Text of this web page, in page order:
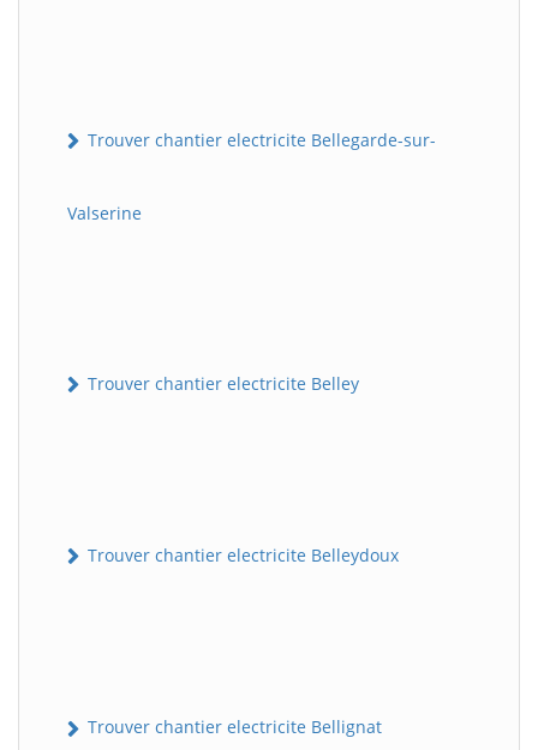
Trouver chantier electricite Bellegarde-sur-
Valserine
Trouver chantier electricite Belley
Trouver chantier electricite Belleydoux
Trouver chantier electricite Bellignat